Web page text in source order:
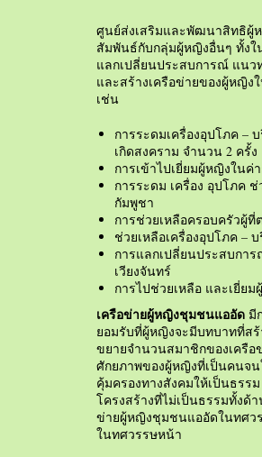
ศูนย์ส่งเสริมและพัฒนาสิทธิผู้
สัมพันธ์กับกลุ่มผู้หญิงอื่นๆ ทั้งใ
แลกเปลี่ยนประสบการณ์ แนว
และสร้างเครือข่ายของผู้หญิง
เช่น
การระดมเครื่องอุปโภค –
เกิดสงคราม จำนวน 2 ครั้ง
การเข้าไปเยี่ยมผู้หญิงในค่
การระดม เครื่อง อุปโภค
กัมพูชา
การช่วยเหลือครอบครัวผู้
ช่วยเหลือเครื่องอุปโภค
การแลกเปลี่ยนประสบกา
เวียงจันทร์
การไปช่วยเหลือ และเยี่ย
เครือข่ายผู้หญิงชุมชนแออัด มี
ยอมรับที่ผู้หญิงจะมีบทบาทที่ส
ขยายจำนวนสมาชิกของเครือ
ศักยภาพของผู้หญิงที่เป็นคนจ
คุ้มครองทางสังคมให้เป็นธร
โครงสร้างที่ไม่เป็นธรรมทั้ง
ข่ายผู้หญิงชุมชนแออัดในทศว
ในทศวรรษหน้า